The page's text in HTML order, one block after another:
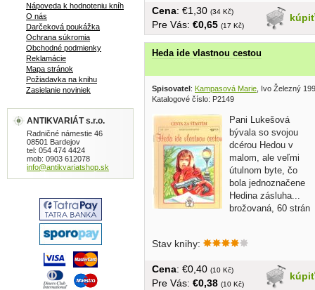
kúpiť
Cena: €1,30 (34 Kč)
Pre Vás: €0,65 (17 Kč)
Heda ide vlastnou cestou
Spisovatel : Kampasová Marie , Ivo Železný
Katalogové číslo: P2149
Pani Lukešová
bývala so svojou
dcérou Hedou v
malom, ale veľmi
útulnom byte, čo
bola jednoznačene
Hedina zásluha...
brožovaná, 60 strán
Stav knihy:
kúpiť
Cena: €0,40 (10 Kč)
Pre Vás: €0,38 (10 Kč)
Nápoveda k hodnoteniu kníh
O nás
Darčeková poukážka
Ochrana súkromia
Obchodné podmienky
Reklamácie
Mapa stránok
Požiadavka na knihu
Zasielanie noviniek
ANTIKVARIÁT s.r.o.
Radničné námestie 46
08501 Bardejov
tel: 054 474 4424
mob: 0903 612078
info@antikvariatshop.sk